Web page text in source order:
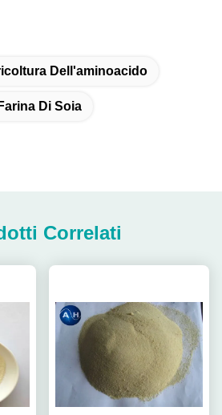
Dell'aminoacido
Di Soia
Correlati